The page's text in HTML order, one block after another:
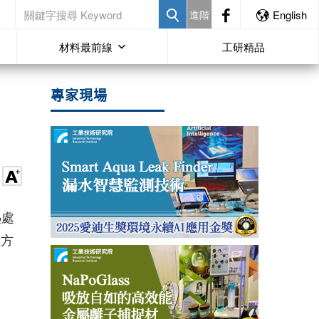
進階 English
材料最前線 工研精品
專家現場